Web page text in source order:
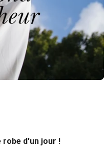
d'un jour !